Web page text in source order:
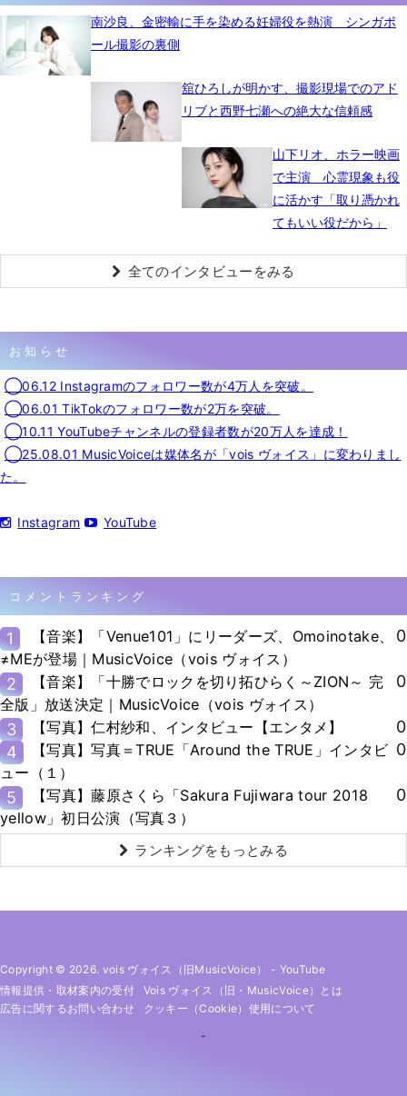
南沙良、金密輸に手を染める妊婦役を熱演 シンガポ
ール撮影の裏側
舘ひろしが明かす、撮影現場でのアド
リブと西野七瀬への絶大な信頼感
山下リオ、ホラー映画
で主演 心霊現象も役
に活かす「取り憑かれ
てもいい役だから」
全てのインタビューをみる
お知らせ
◯06.12 Instagramのフォロワー数が4万人を突破。
◯06.01 TikTokのフォロワー数が2万を突破。
◯10.11 YouTubeチャンネルの登録者数が20万人を達成！
◯25.08.01 MusicVoiceは媒体名が「vois ヴォイス」に変わりまし
た。
Instagram YouTube
コメントランキング
1
【音楽】「Venue101」にリーダーズ、Omoinotake、
≠MEが登場｜MusicVoice（vois ヴォイス）
0
2
【音楽】「十勝でロックを切り拓ひらく～ZION～ 完
全版」放送決定｜MusicVoice（vois ヴォイス）
0
3 【写真】仁村紗和、インタビュー【エンタメ】
0
4
【写真】写真＝TRUE「Around the TRUE」インタビ
ュー（１）
0
5
【写真】藤原さくら「Sakura Fujiwara tour 2018
yellow」初日公演（写真３）
0
ランキングをもっとみる
Copyright © 2026. vois ヴォイス（旧MusicVoice） - YouTube
情報提供・取材案内の受付
Vois ヴォイス（旧・MusicVoice）とは
広告に関するお問い合わせ
クッキー（cookie）使用について
-